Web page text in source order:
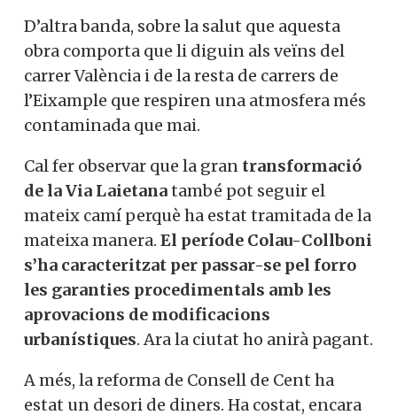
D’altra banda, sobre la salut que aquesta
obra comporta que li diguin als veïns del
carrer València i de la resta de carrers de
l’Eixample que respiren una atmosfera més
contaminada que mai.
Cal fer observar que la gran transformació
de la Via Laietanatambé pot seguir el
mateix camí perquè ha estat tramitada de la
mateixa manera. El període Colau-Collboni
s’ha caracteritzat per passar-se pel forro
les garanties procedimentals amb les
aprovacions de modificacions
urbanístiques. Ara la ciutat ho anirà pagant.
A més, la reforma de Consell de Cent ha
estat un desori de diners. Ha costat, encara